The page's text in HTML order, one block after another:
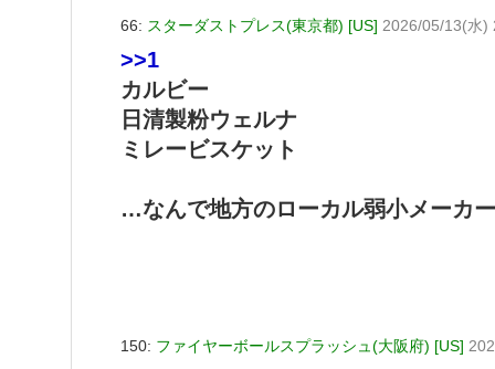
66: スターダストプレス(東京都) [US] 2026/05/13(水)
>>1
カルビー
日清製粉ウェルナ
ミレービスケット
…なんで地方のローカル弱小メーカ
150: ファイヤーボールスプラッシュ(大阪府) [US]